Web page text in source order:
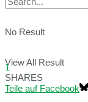
No Result
View All Result
1
SHARES
Teile auf Facebook